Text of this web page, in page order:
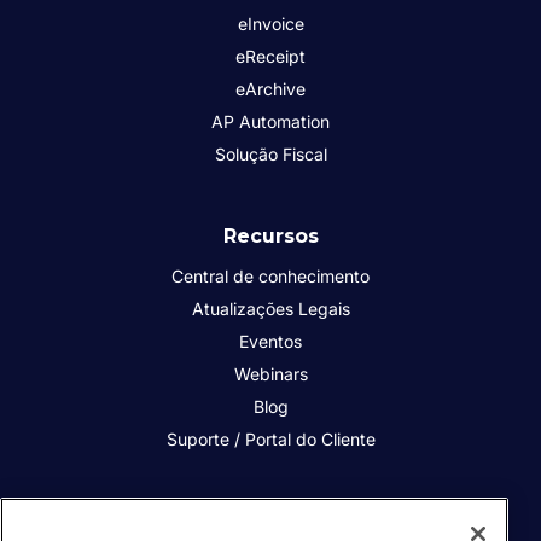
eInvoice
eReceipt
eArchive
AP Automation
Solução Fiscal
Recursos
Central de conhecimento
Atualizações Legais
Eventos
Webinars
Blog
Suporte / Portal do Cliente